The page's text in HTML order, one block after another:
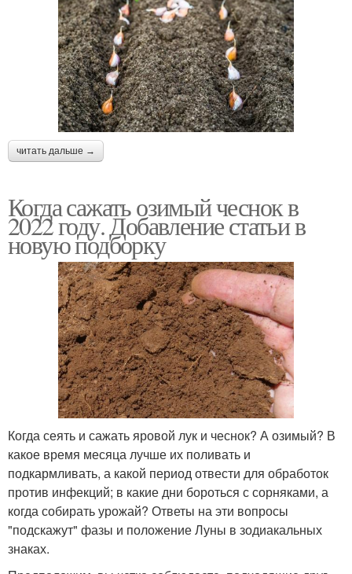
читать дальше →
Когда сажать озимый чеснок в
2022 году. Добавление статьи в
новую подборку
Когда сеять и сажать яровой лук и чеснок? А озимый? В
какое время месяца лучше их поливать и
подкармливать, а какой период отвести для обработок
против инфекций; в какие дни бороться с сорняками, а
когда собирать урожай? Ответы на эти вопросы
"подскажут" фазы и положение Луны в зодиакальных
знаках.